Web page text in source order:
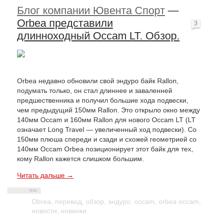
Блог компании Ювента Спорт —
Orbea представили
длинноходный Occam LT. Обзор.
Orbea недавно обновили свой эндуро байк Rallon,
подумать только, он стал длиннее и заваленней
предшественника и получил большие хода подвески,
чем предыдущий 150мм Rallon. Это открыло окно между
140мм Occam и 160мм Rallon для нового Occam LT (LT
означает Long Travel — увеличенный ход подвески). Со
150мм плюша спереди и сзади и схожей геометрией со
140мм Occam Orbea позиционирует этот байк для тех,
кому Rallon кажется слишком большим.
Читать дальше →
Obrea перевод обзор эндуро occam orbea occam
новости
новинки
3